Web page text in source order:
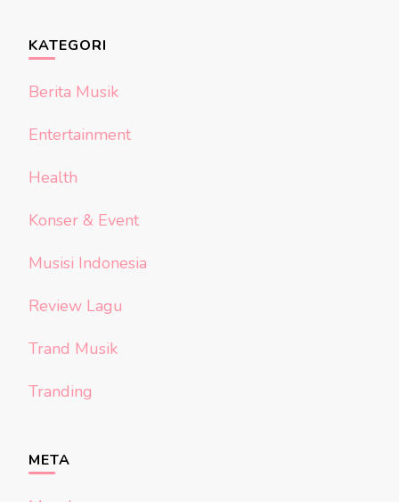
KATEGORI
Berita Musik
Entertainment
Health
Konser & Event
Musisi Indonesia
Review Lagu
Trand Musik
Tranding
META